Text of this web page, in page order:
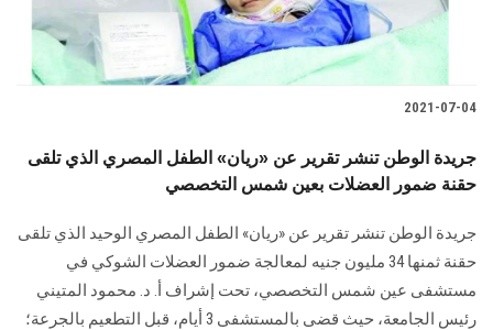
2021-07-04
جريدة الوطن تنشر تقرير عن «ريان» الطفل المصري الذي تلقى
حقنة ضمور العضلات بعين شمس التخصصي
جريدة الوطن تنشر تقرير عن «ريان» الطفل المصري الوحيد الذي تلقى
حقنة ثمنها 34 مليون جنيه لمعالجة ضمور العضلات الشوكي في
مستشفى عين شمس التخصصي، تحت إشراف أ. د. محمود المتيني
رئيس الجامعة، حيث قضى بالمستشفى 3 أيام، قبل التطعيم بالجرعة؛